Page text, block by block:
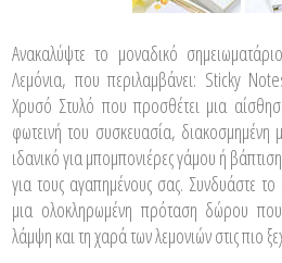
Ανακαλύψτε το μοναδικό
Λεμόνια, που περιλαμβάνει: Sticky
Χρυσό Στυλό που προσθέτει μια
φωτεινή του συσκευασία, διακοσμημένη
ιδανικό για μπομπονιέρες γάμου ή
για τους αγαπημένους σας. Συνδυάστε
μια ολοκληρωμένη πρόταση δώρου
λάμψη και τη χαρά των λεμονιών στις πιο